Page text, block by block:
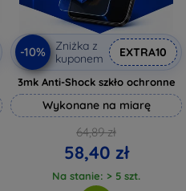
-10%
Zniżka z
kuponem
EXTRA10
3mk Anti-Shock szkło ochronne
Wykonane na miarę
64,89 zł
58,40 zł
Na stanie: > 5 szt.